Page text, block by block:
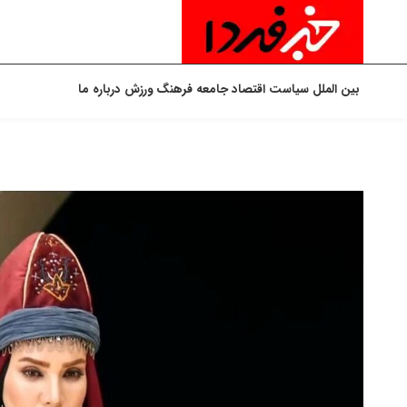
بین الملل سیاست اقتصادجامعه فرهنگورزش درباره ما